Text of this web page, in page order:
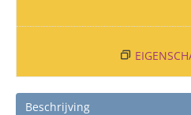
Beschrijving